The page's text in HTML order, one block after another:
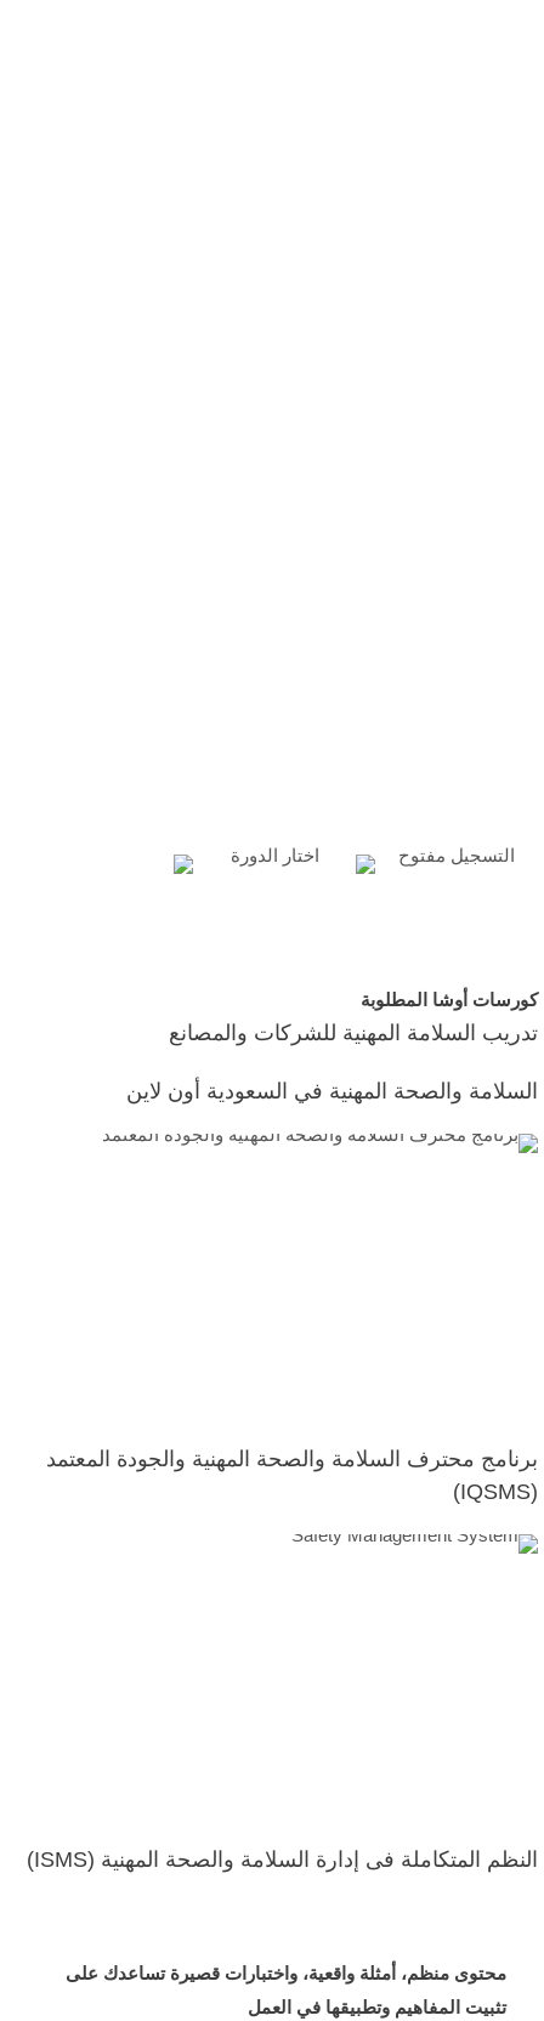
كورسات أوشا المطلوبة
تدريب السلامة المهنية للشركات والمصانع
السلامة والصحة المهنية في السعودية أون لاين
برنامج محترف السلامة والصحة المهنية والجودة المعتمد
(IQSMS)
النظم المتكاملة فى إدارة السلامة والصحة المهنية (ISMS)
محتوى منظم، أمثلة واقعية، واختبارات قصيرة تساعدك على
تثبيت المفاهيم وتطبيقها في العمل